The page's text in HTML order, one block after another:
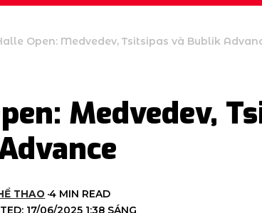
Open: Medvedev, Tsitsipas và Bublik
Medvedev,
17/06/2025 1:38 SÁNG
THAO 4 MIN READ